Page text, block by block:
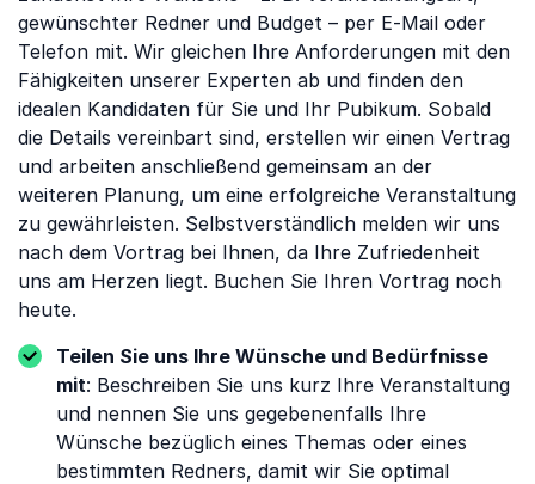
gewünschter Redner und Budget – per E-Mail oder
Telefon mit. Wir gleichen Ihre Anforderungen mit den
Fähigkeiten unserer Experten ab und finden den
idealen Kandidaten für Sie und Ihr Pubikum. Sobald
die Details vereinbart sind, erstellen wir einen Vertrag
und arbeiten anschließend gemeinsam an der
weiteren Planung, um eine erfolgreiche Veranstaltung
zu gewährleisten. Selbstverständlich melden wir uns
nach dem Vortrag bei Ihnen, da Ihre Zufriedenheit
uns am Herzen liegt. Buchen Sie Ihren Vortrag noch
heute.
Teilen Sie uns Ihre Wünsche und Bedürfnisse
mit: Beschreiben Sie uns kurz Ihre Veranstaltung
und nennen Sie uns gegebenenfalls Ihre
Wünsche bezüglich eines Themas oder eines
bestimmten Redners, damit wir Sie optimal